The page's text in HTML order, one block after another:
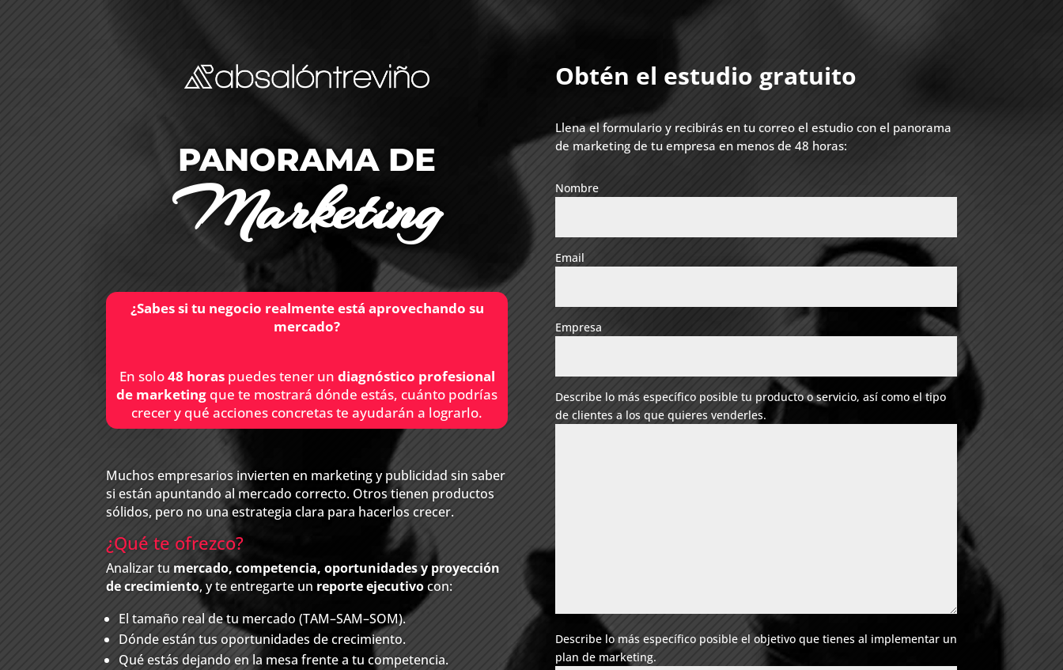
PANORAMA DE
Marketing
¿Sabes si tu negocio realmente está aprovechando su
mercado?
En solo48 horaspuedes tener un diagnóstico profesional
de marketing que te mostrará dónde estás, cuánto podrías
crecer y qué acciones concretas te ayudarán a lograrlo.
Muchos empresarios invierten en marketing y publicidad sin saber
si están apuntando al mercado correcto. Otros tienen productos
sólidos, pero no una estrategia clara para hacerlos crecer.
¿Qué te ofrezco?
Analizar tu mercado, competencia, oportunidades y proyección
de crecimiento, y te entregarte un reporte ejecutivocon:
El tamaño real de tu mercado (TAM–SAM–SOM).
Dónde están tus oportunidades de crecimiento.
Qué estás dejando en la mesa frente a tu competencia.
Obtén el estudio gratuito
Llena el formulario y recibirás en tu correo el estudio con el panorama
de marketing de tu empresa en menos de 48 horas:
Nombre
Email
Empresa
Describe lo más específico posible tu producto o servicio, así como el tipo
de clientes a los que quieres venderles.
Describe lo más específico posible el objetivo que tienes al implementar un
plan de marketing.